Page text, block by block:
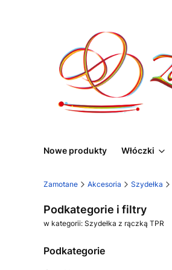
Nowe produkty Włóczki
Zamotane Akcesoria Szydełka
Podkategorie i filtry
w kategorii: Szydełka z rączką TPR
Podkategorie